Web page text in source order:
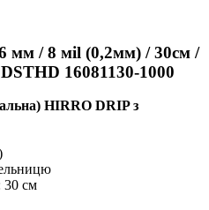
мм / 8 мil (0,2мм) / 30см /
16081130-1000
HIRRO DRIP з
30 см